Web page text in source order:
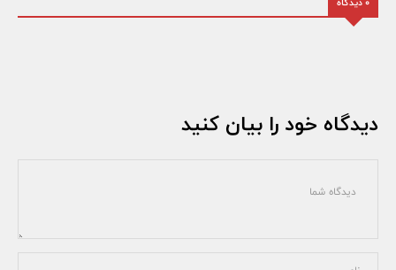
دیدگاه خود را بیان کنید